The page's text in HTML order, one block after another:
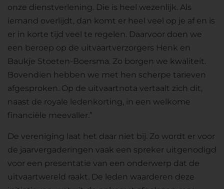
onze dienstverlening. Die is heel wezenlijk. Als
iemand overlijdt, dan komt er heel veel op je af en is
er in korte tijd veel te regelen. Daarvoor doen we
een beroep op de uitvaartverzorgers Henk en
Baukje Stoeten-Boersma. Zo borgen we kwaliteit.
Bovendien hebben we met hen scherpe tarieven
afgesproken. Op de uitvaartnota vertaalt zich dit,
naast de royale ledenkorting, in een welkome
financiële meevaller.”
De vereniging laat het daar niet bij. Zo wordt er voor
de jaarvergaderingen vaak een spreker uitgenodigd
voor een presentatie van een onderwerp dat de
uitvaartwereld raakt. De leden waarderen deze